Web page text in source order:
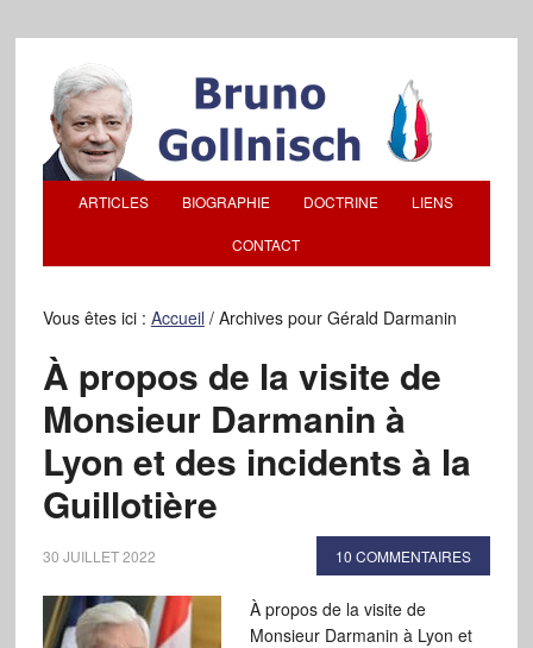
ARTICLES BIOGRAPHIE DOCTRINE LIENS
CONTACT
Vous êtes ici : Accueil /Archives pour Gérald Darmanin
À propos de la visite de
Monsieur Darmanin à
Lyon et des incidents à la
Guillotière
30 JUILLET 2022 10 COMMENTAIRES
À propos de la visite de
Monsieur Darmanin à Lyon et